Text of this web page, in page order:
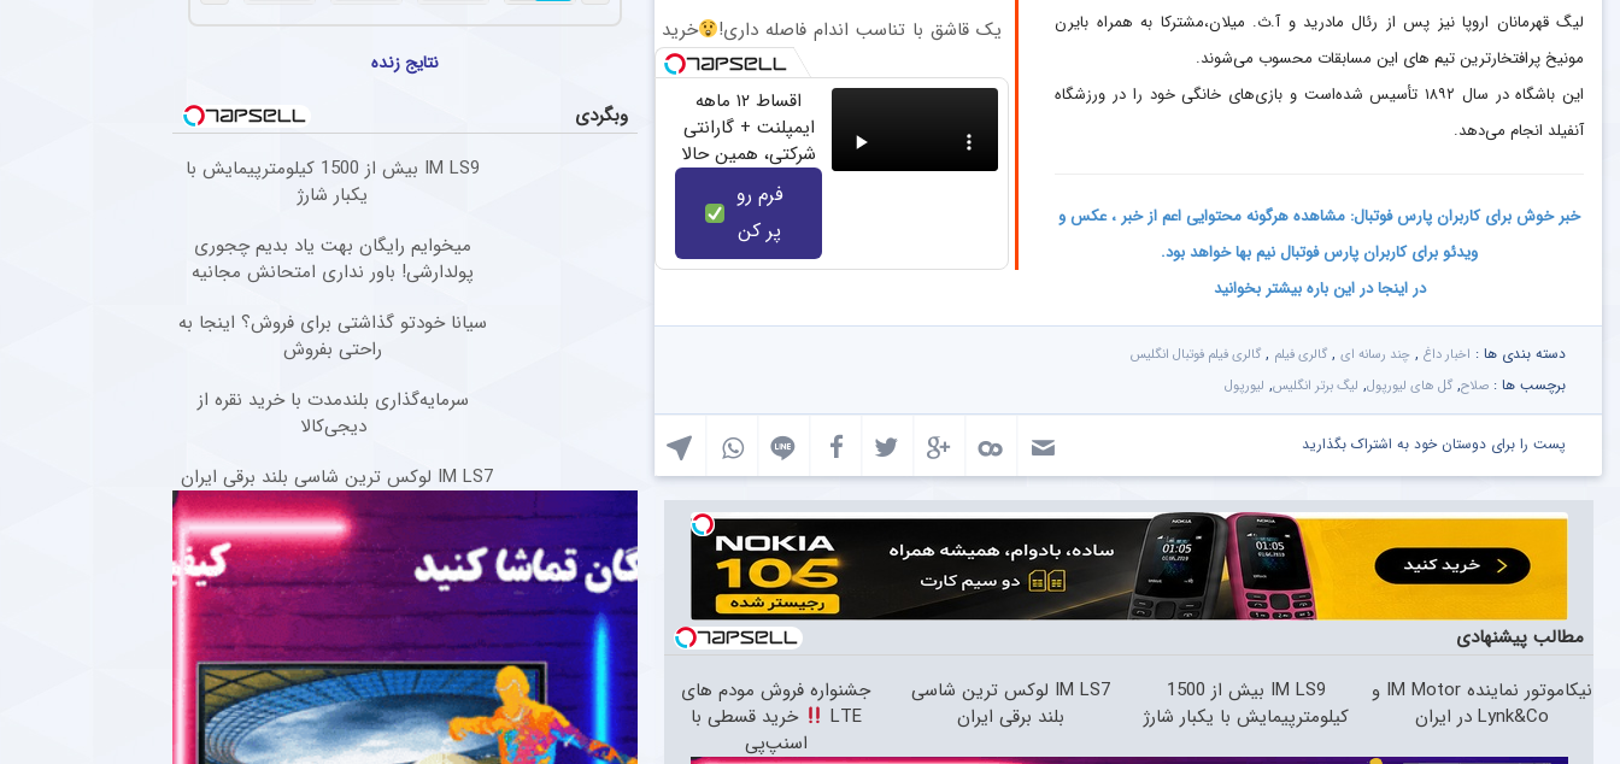
یک قاشق با تناسب اندام فاصله داری!
خرید
اقساط ۱۲ ماهه
ایمپلنت + گارانتی
شرکتی، همین حالا
نوبت بگیر
فرم رو
پر کن
لیگ قهرمانان اروپا نیز پس از رئال مادرید و آ.ث. میلان،مشترکا به همراه بایرن
مونیخ پرافتخارترین تیم های این مسابقات محسوب می‌شوند.
این باشگاه در سال ۱۸۹۲ تأسیس شده‌است و بازی‌های خانگی خود را در ورزشگاه
آنفیلد انجام می‌دهد.
خبر خوش برای کاربران پارس فوتبال: مشاهده هرگونه محتوایی اعم از خبر ، عکس و
ویدئو برای کاربران پارس فوتبال نیم بها خواهد بود.
در اینجا در این باره بیشتر بخوانید
دسته بندی ها : اخبار داغ , چند رسانه ای , گالری فیلم , گالری فیلم فوتبال انگلیس
برچسب ها : صلاح, گل های لیورپول, لیگ برتر انگلیس, لیورپول
پست را برای دوستان خود به اشتراک بگذارید
مطالب پیشنهادی
نیکاموتور نماینده IM Motor و
Lynk&Co در ایران
IM LS9 بیش از 1500
کیلومترپیمایش با یکبار شارژ
IM LS7 لوکس ترین شاسی
بلند برقی ایران
جشنواره فروش مودم های
LTE
خرید قسطی با
اسنپ‌پی
مهارت های تماشایی گزینه خرید
سه‌شنبه ۱۲ دی ۱۴۰۲ | ۱۹:۱۴
گل های بازی لیورپول – فولام لیگ برتر
یکشنبه ۱۲ آذر ۱۴۰۲ | ۲۱:۳۰
نتایج زنده
وبگردی
IM LS9 بیش از 1500 کیلومترپیمایش با
یکبار شارژ
میخوایم رایگان بهت یاد بدیم چجوری
پولدارشی! باور نداری امتحانش مجانیه
سیانا خودتو گذاشتی برای فروش؟ اینجا به
راحتی بفروش
سرمایه‌گذاری بلندمدت با خرید نقره از
دیجی‌کالا
IM LS7 لوکس ترین شاسی بلند برقی ایران